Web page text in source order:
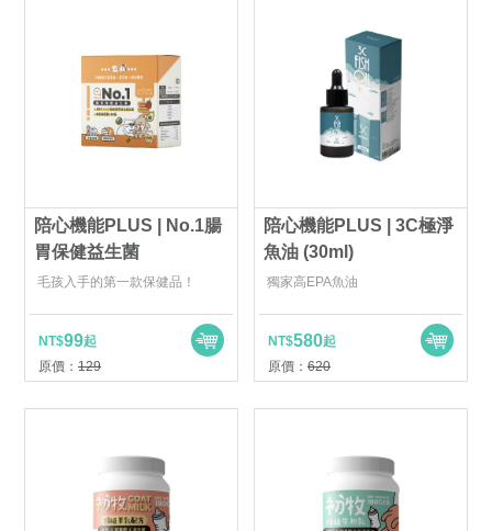
陪心機能PLUS | No.1腸
胃保健益生菌
毛孩入手的第一款保健品！
NT$99起
原價： 129
陪心機能PLUS | 3C極淨
魚油 (30ml)
獨家高EPA魚油
NT$580起
原價： 620